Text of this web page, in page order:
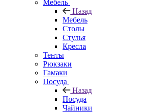
Мебель
Назад
Мебель
Столы
Стулья
Кресла
Тенты
Рюкзаки
Гамаки
Посуда
Назад
Посуда
Чайники